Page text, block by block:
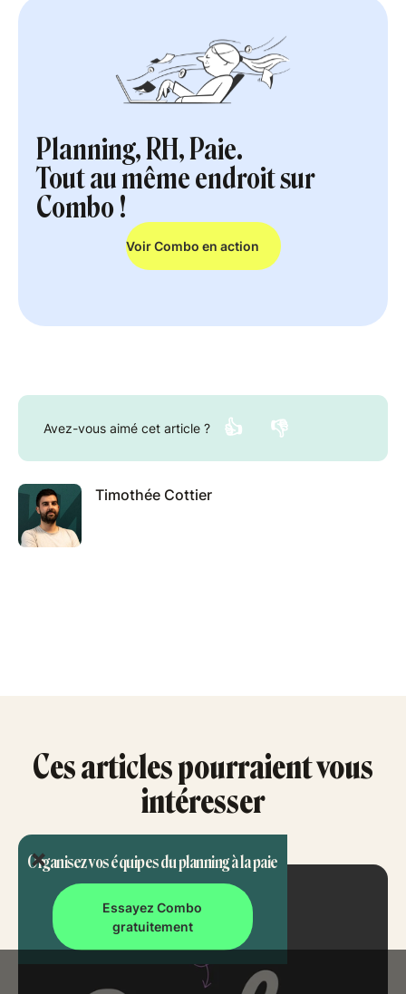
Organisez vos équipes du planning à la paie
Essayez Combo
gratuitement
Planning, RH, Paie.
Tout au même endroit sur
Combo !
Voir Combo en action
Avez-vous aimé cet article ? 👍 👎
Timothée Cottier
Ces articles pourraient vous
intéresser